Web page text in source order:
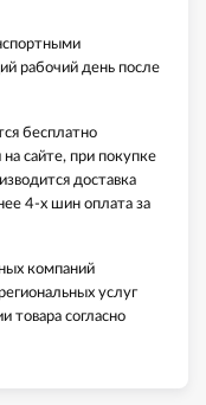
рабочий день после
бесплатно
сайте, при покупке
доставка
4-х шин оплата за
компаний
услуг
товара согласно